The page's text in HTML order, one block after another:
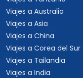
Viajes a Australia
Viajes a Asia
Viajes a China
Viajes a Corea del Sur
Viajes a Tailandia
Viajes a India